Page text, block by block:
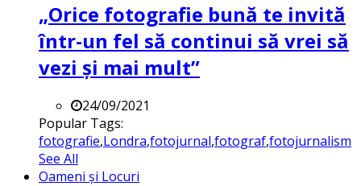
„Orice fotografie bună te invită
într-un fel să continui să vrei să
vezi și mai mult”
24/09/2021
Popular Tags:
fotografie,Londra,fotojurnal,fotograf,fotojurnalism
See All
Oameni și Locuri